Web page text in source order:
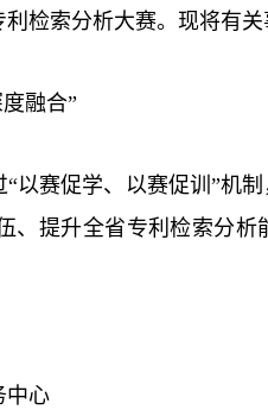
检索分析大赛。现将有关
融合”
以赛促学、以赛促训”机
、提升全省专利检索分析
中心